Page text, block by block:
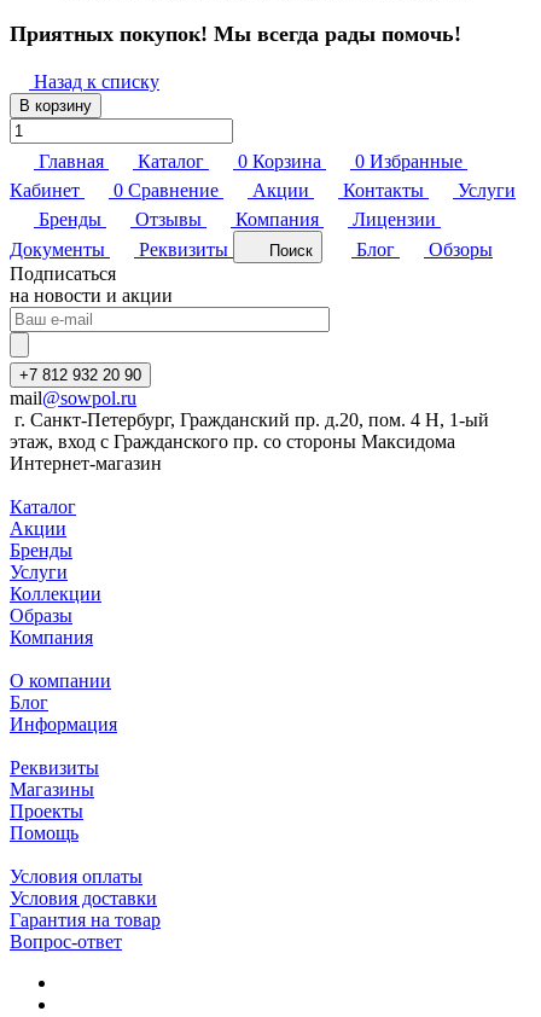
Приятных покупок! Мы всегда рады помочь!
Назад к списку
В корзину
Главная Каталог 0 Корзина 0 Избранные
Кабинет
0 Сравнение Акции Контакты
Услуги
Бренды
Отзывы Компания
Лицензии
Документы
Реквизиты Поиск Блог
Обзоры
Подписаться
на новости и акции
+7 812 932 20 90
mail@sowpol.ru
г. Санкт-Петербург, Гражданский пр. д.20, пом. 4 Н, 1-ый
этаж, вход с Гражданского пр. со стороны Максидома
Интернет-магазин
Каталог
Акции
Бренды
Услуги
Коллекции
Образы
Компания
О компании
Блог
Информация
Реквизиты
Магазины
Проекты
Помощь
Условия оплаты
Условия доставки
Гарантия на товар
Вопрос-ответ